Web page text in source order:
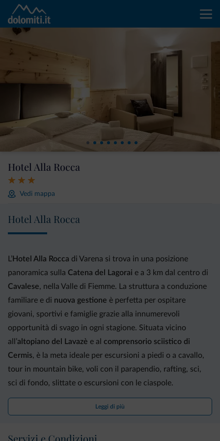
Hotel Alla Rocca
Vedi mappa
Hotel Alla Rocca
L’Hotel Alla Rocca di Varena si trova in una posizione
panoramica sulla Catena del Lagorai e a 3 km dal centro di
Cavalese, nella Valle di Fiemme. La struttura a conduzione
familiare e di nuova gestione è perfetta per ospitare
giovani, sportivi e famiglie grazie alla innumerevoli
opportunità di svago in ogni stagione. Situata vicino
all’altopiano del Lavazè e al comprensorio sciistico di
Cermis, è la meta ideale per escursioni a piedi o a cavallo,
tour in mountain bike, voli con il parapendio, rafting, sci,
sci di fondo, slittate o escursioni con le ciaspole.
confortevoli, di cui 12 completamente
di tutti i comfort e godono di una vista spettacolare sulla
Leggi di più
Servizi e Condizioni